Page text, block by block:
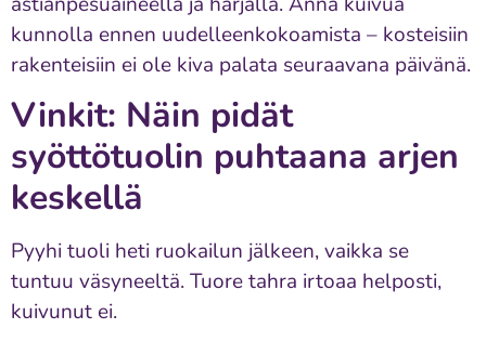
kunnolla ennen uudelleenkokoamista – kosteisiin
rakenteisiin ei ole kiva palata seuraavana päivänä.
Vinkit: Näin pidät
syöttötuolin puhtaana arjen
keskellä
Pyyhi tuoli heti ruokailun jälkeen, vaikka se
tuntuu väsyneeltä. Tuore tahra irtoaa helposti,
kuivunut ei.